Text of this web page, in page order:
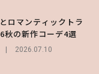
ロマンティックトラ
秋の新作コーデ4選
2026.07.10
プレイフルに！ドキ
るみ目”のつくり方
冷バッグ”は夏の強
ズ9月号増刊】